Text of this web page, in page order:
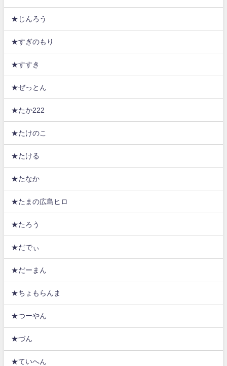
★じんろう
★すぎのもり
★すすき
★ぜっとん
★たか222
★たけのこ
★たける
★たなか
★たまの広島ヒロ
★たろう
★だでぃ
★だーまん
★ちょもらんま
★つーやん
★づん
★ていへん